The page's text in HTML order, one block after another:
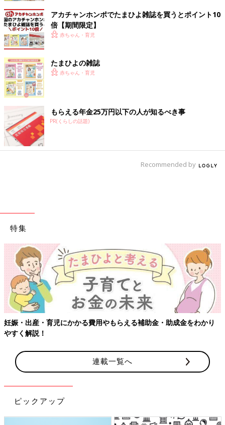
アカチャンホンポでたまひよ雑誌を買うとポイント10
倍【期間限定】
赤ちゃん・育児
たまひよの雑誌
赤ちゃん・育児
もらえる年金25万円以下の人が知るべき事
PR(くらしの話題)
Recommended by
特集
【ワクチン接種できるものも】妊婦の感染症対策、知っておいて！
連載一覧へ
ピックアップ